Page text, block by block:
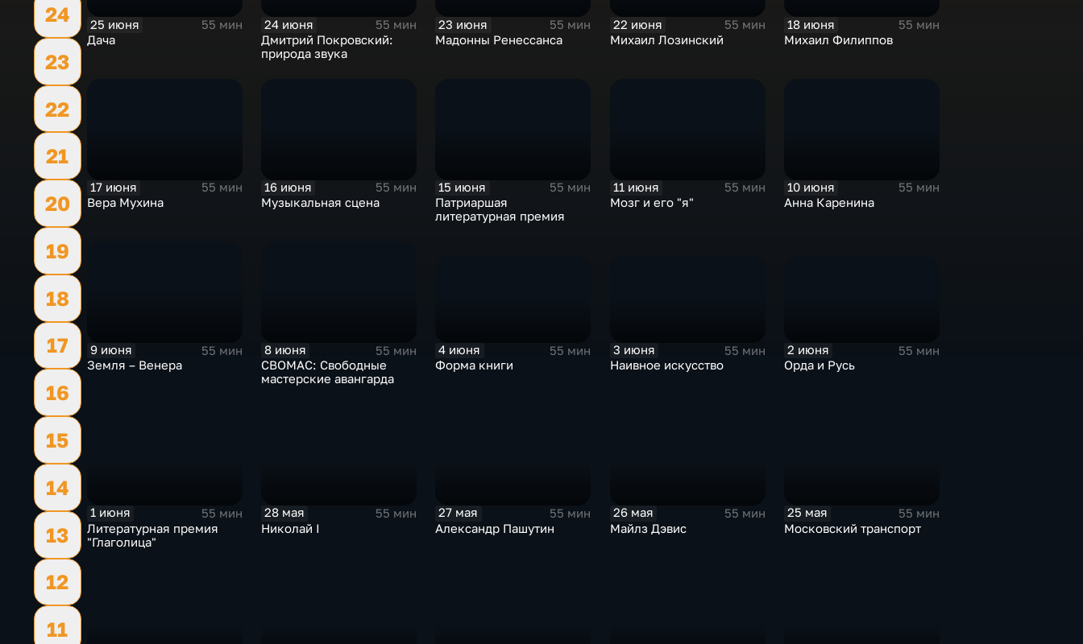
24
23
22
21
20
19
18
17
16
15
14
13
12
11
25 июня
55 мин
Дача
24 июня
55 мин
Дмитрий Покровский:
природа звука
23 июня
55 мин
Мадонны Ренессанса
22 июня
55 мин
Михаил Лозинский
18 июня
55 мин
Михаил Филиппов
17 июня
55 мин
Вера Мухина
16 июня
55 мин
Музыкальная сцена
15 июня
55 мин
Патриаршая
литературная премия
11 июня
55 мин
Мозг и его "я"
10 июня
55 мин
Анна Каренина
9 июня
55 мин
Земля – Венера
8 июня
55 мин
СВОМАС: Свободные
мастерские авангарда
4 июня
55 мин
Форма книги
3 июня
55 мин
Наивное искусство
2 июня
55 мин
Орда и Русь
1 июня
55 мин
Литературная премия
"Глаголица"
28 мая
55 мин
Николай I
27 мая
55 мин
Александр Пашутин
26 мая
55 мин
Майлз Дэвис
25 мая
55 мин
Московский транспорт